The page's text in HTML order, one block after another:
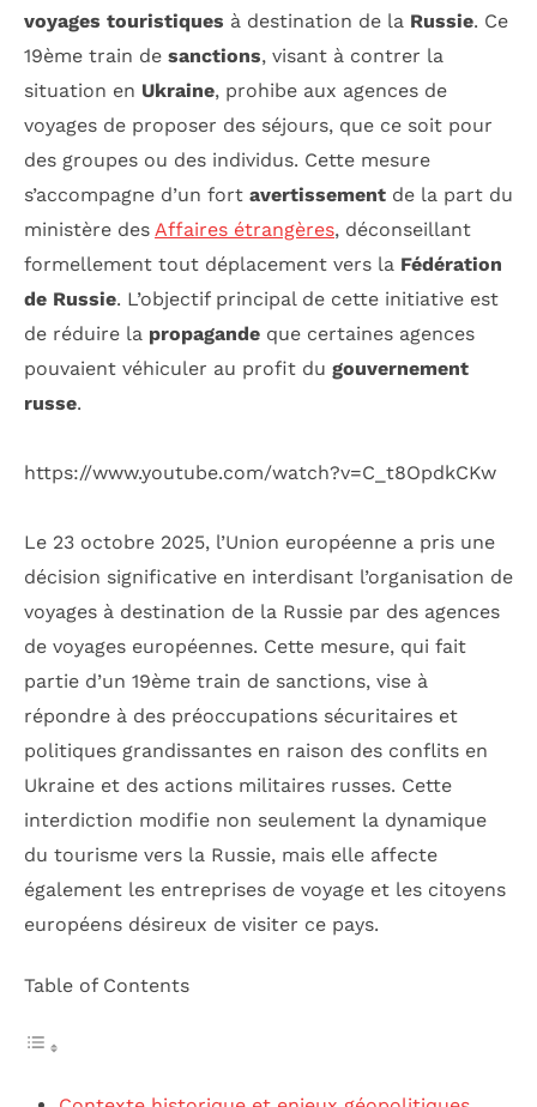
voyages touristiques à destination de la Russie. Ce
19ème train de sanctions, visant à contrer la
situation en Ukraine, prohibe aux agences de
voyages de proposer des séjours, que ce soit pour
des groupes ou des individus. Cette mesure
s’accompagne d’un fort avertissement de la part du
ministère des Affaires étrangères, déconseillant
formellement tout déplacement vers la Fédération
de Russie. L’objectif principal de cette initiative est
de réduire la propagande que certaines agences
pouvaient véhiculer au profit du gouvernement
russe.
https://www.youtube.com/watch?v=C_t8OpdkCKw
Le 23 octobre 2025, l’Union européenne a pris une
décision significative en interdisant l’organisation de
voyages à destination de la Russie par des agences
de voyages européennes. Cette mesure, qui fait
partie d’un 19ème train de sanctions, vise à
répondre à des préoccupations sécuritaires et
politiques grandissantes en raison des conflits en
Ukraine et des actions militaires russes. Cette
interdiction modifie non seulement la dynamique
du tourisme vers la Russie, mais elle affecte
également les entreprises de voyage et les citoyens
européens désireux de visiter ce pays.
Table of Contents